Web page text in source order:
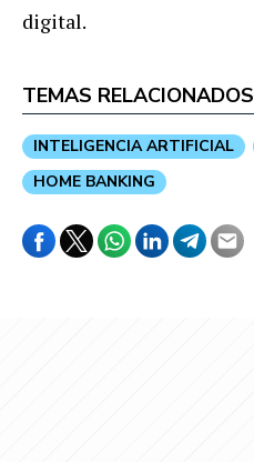
digital.
TEMAS RELACIONADOS
INTELIGENCIA ARTIFICIAL
HOME BANKING